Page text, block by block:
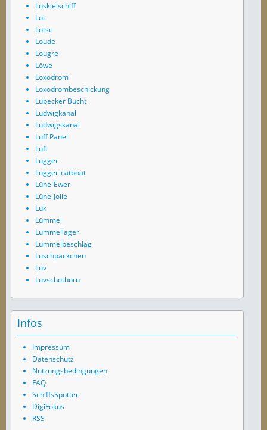
Loskielschiff
Lot
Lotse
Loude
Lougre
Löwe
Loxodrom
Loxodrombeschickung
Lübecker Bucht
Ludwigkanal
Ludwigskanal
Luff Panel
Luft
Lugger
Lugger-catboat
Lühe-Ewer
Lühe-Jolle
Luk
Lümmel
Lümmellager
Lümmelbeschlag
Luschpäckchen
Luv
Luvschothorn
Infos
Impressum
Datenschutz
Nutzungsbedingungen
FAQ
SchiffsSpotter
DigiFokus
RSS